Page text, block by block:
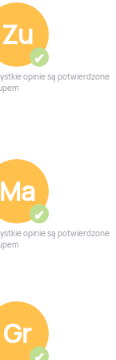
Zu
✔
opinie są potwierdzone
Ma
✔
opinie są potwierdzone
Gr